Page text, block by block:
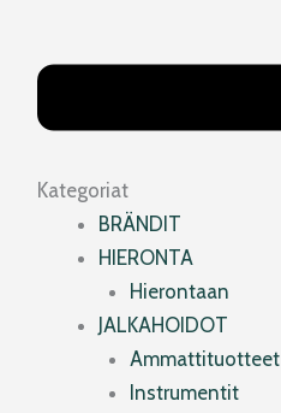
Kategoriat
BRÄNDIT
HIERONTA
Hierontaan
JALKAHOIDOT
Ammattituotteet
Instrumentit